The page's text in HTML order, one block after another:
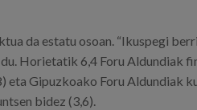
da estatu osoan. “Ikuspegi
Horietatik 6,4 Foru Aldundiak
Gipuzkoako Foru Aldundiak
bidez (3,6).